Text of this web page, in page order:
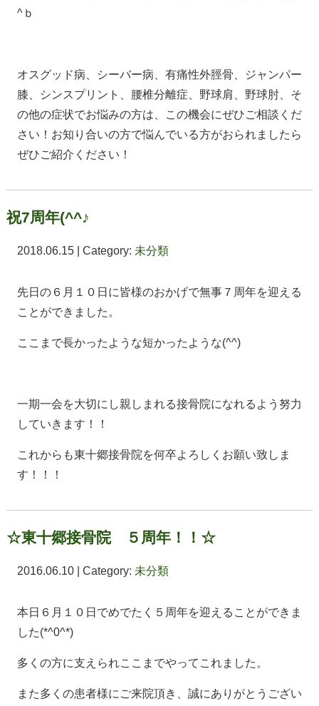
^ｂ
オスグッド病、シーバー病、有痛性外脛骨、ジャンパー
膝、シンスプリント、腰椎分離症、野球肩、野球肘、そ
の他の症状でお悩みの方は、この機会にぜひご相談くだ
さい！お知り合いの方で悩んでいる方がおられましたら
ぜひご紹介ください！
祝7周年(^^♪
2018.06.15 | Category: 未分類
先日の６月１０日に皆様のおかげで無事７周年を迎える
ことができました。
ここまで長かったような短かったような(^^)
一期一会を大切にし親しまれる接骨院になれるよう努力
していきます！！
これからも東十郷接骨院を何卒よろしくお願い致しま
す！！！
☆東十郷接骨院 ５周年！！☆
2016.06.10 | Category: 未分類
本日６月１０日でめでたく５周年を迎えることができま
した(*^0^*)
多くの方に支えられここまでやってこれました。
また多くの患者様にご来院頂き、誠にありがとうござい